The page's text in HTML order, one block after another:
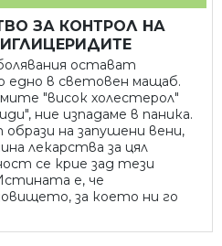
ЗА КОНТРОЛ НА
остават
едно в световен мащаб.
"висок холестерол"
ние изпадаме в паника.
на запушени вени,
лекарства за цял
се крие зад тези
е, че
за което ни го